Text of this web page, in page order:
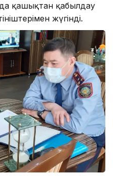
да қашықтан қабылдау
жүгінді.